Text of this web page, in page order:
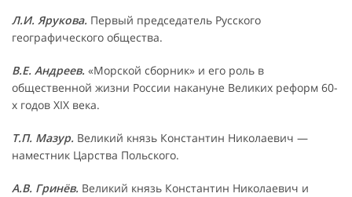
Л.И. Ярукова. Первый председатель Русского
географического общества.
В.Е. Андреев. «Морской сборник» и его роль в
общественной жизни России накануне Великих реформ 60-
х годов XIX века.
Т.П. Мазур. Великий князь Константин Николаевич —
наместник Царства Польского.
А.В. Гринёв. Великий князь Константин Николаевич и